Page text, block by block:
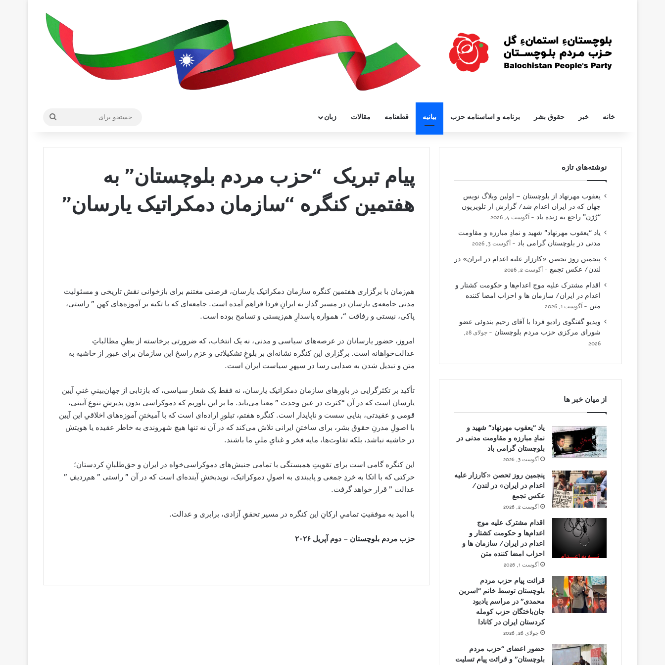
خانه خبر حقوق بشر برنامه و اساسنامه حزب بیانیه قطعنامه مقالات زبان
پیام تبریک “حزب مردم بلوچستان” به
هفتمین کنگره “سازمان دمکراتیک یارسان”
هم‌زمان با برگزاری هفتمین کنگره سازمان دمکراتیک یارسان، فرصتی مغتنم برای بازخوانی نقش تاریخی و مسئولیت
مدنی جامعه‌ی یارسان در مسیر گذار به ایرانِ فردا فراهم آمده است. جامعه‌ای که با تکیه بر آموزه‌های کهنِ ” راستی،
پاکی، نیستی و رفاقت “، همواره پاسدارِ هم‌زیستی و تسامح بوده است.
امروز، حضور یارسانان در عرصه‌های سیاسی و مدنی، نه یک انتخاب، که ضرورتی برخاسته از بطنِ مطالباتِ
عدالت‌خواهانه است. برگزاری این کنگره نشانه‌ای بر بلوغِ تشکیلاتی و عزم راسخ این سازمان برای عبور از حاشیه به
متن و تبدیل شدن به صدایی رسا در سپهرِ سیاست ایران است.
تأکید بر تکثرگرایی در باورهای سازمان دمکراتیک یارسان، نه فقط یک شعار سیاسی، که بازتابی از جهان‌بینیِ غنیِ آیین
یارسان است که در آن “کثرت در عین وحدت ” معنا می‌یابد. ما بر این باوریم که دموکراسی بدون پذیرشِ تنوعِ آیینی،
قومی و عقیدتی، بنایی سست و ناپایدار است. کنگره هفتم، تبلورِ اراده‌ای است که با آمیختنِ آموزه‌های اخلاقیِ این آیین
با اصولِ مدرنِ حقوق بشر، برای ساختنِ ایرانی تلاش می‌کند که در آن نه تنها هیچ شهروندی به خاطر عقیده یا هویتش
در حاشیه نباشد، بلکه تفاوت‌ها، مایه فخر و غنایِ ملیِ ما باشند.
این کنگره گامی است برای تقویتِ همبستگی با تمامی جنبش‌های دموکراسی‌خواه در ایران و حق‌طلبانِ کردستان؛
حرکتی که با اتکا به خردِ جمعی و پایبندی به اصولِ دموکراتیک، نویدبخشِ آینده‌ای است که در آن ” راستی ” هم‌ردیفِ ”
عدالت ” قرار خواهد گرفت.
با امید به موفقیتِ تمامیِ ارکانِ این کنگره در مسیر تحققِ آزادی، برابری و عدالت.
حزب مردم بلوچستان – دوم آپریل ۲۰۲۶
نوشته‌های تازه
یعقوب مهرنهاد از بلوچستان – اولین وبلاگ نویس
جهان که در ایران اعدام شد/ گزارش از تلویزیون
“رُژن” راجع به زنده یاد
آگوست 4, 2026
یاد “یعقوب مهرنهاد” شهید و نمادِ مبارزه و مقاومت
مدنی در بلوچستان گرامی باد
آگوست 3, 2026
پنجمین روز تحصن «کارزار علیه اعدام در ایران» در
لندن/ عکس تجمع
آگوست 2, 2026
اقدام مشترک علیه موج اعدام‌ها و حکومت کشتار و
اعدام در ایران/ سازمان ها و احزاب امضا کننده
متن
آگوست 1, 2026
ویدیو گفتگوی رادیو فردا با آقای رحیم بندوئی عضو
شورای مرکزی حزب مردم بلوچستان
جولای 28,
2026
از میان خبر ها
یاد “یعقوب مهرنهاد” شهید و
نمادِ مبارزه و مقاومت مدنی در
بلوچستان گرامی باد
آگوست 3, 2026
پنجمین روز تحصن «کارزار علیه
اعدام در ایران» در لندن/
عکس تجمع
آگوست 2, 2026
اقدام مشترک علیه موج
اعدام‌ها و حکومت کشتار و
اعدام در ایران/ سازمان ها و
احزاب امضا کننده متن
آگوست 1, 2026
قرائت پیام حزب مردم
بلوچستان توسط خانم “اسرین
محمدی” در مراسم یادبود
جان‌باختگان حزب کومله
کردستان ایران در کانادا
جولای 26, 2026
حضور اعضای “حزب مردم
بلوچستان” و قرائت پیام تسلیت